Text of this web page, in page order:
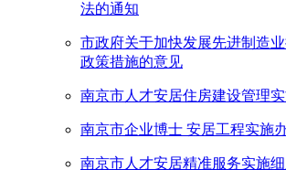
法的通知
市政府关于加快发展先进制造
政策措施的意见
南京市人才安居住房建设管理
南京市企业博士 安居工程实施
南京市人才安居精准服务实施细